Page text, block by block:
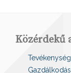
Közérdekű